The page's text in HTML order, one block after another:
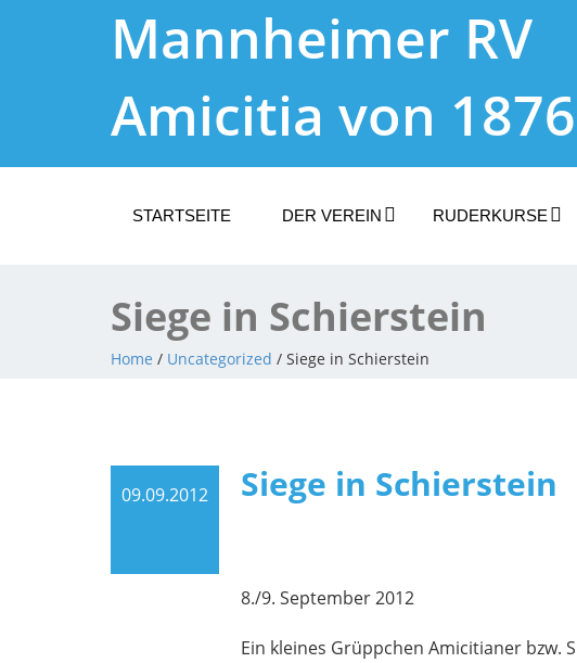
Mannheimer RV
Amicitia von 1876
STARTSEITE DER VEREIN RUDERKURSE
Siege in Schierstein
Home / Uncategorized / Siege in Schierstein
09.09.2012 Siege in Schierstein
8./9. September 2012
Ein kleines Grüppchen Amicitianer bzw.